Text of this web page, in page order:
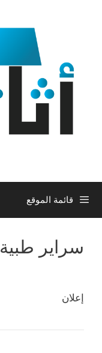
قائمة الموقع
سراير طبية
إعلان